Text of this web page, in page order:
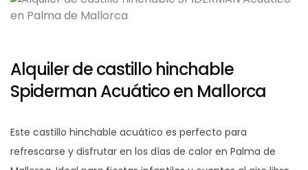
Alquiler de castillo hinchable
Spiderman Acuático en Mallorca
Este castillo hinchable acuático es perfecto para
refrescarse y disfrutar en los días de calor en Palma de